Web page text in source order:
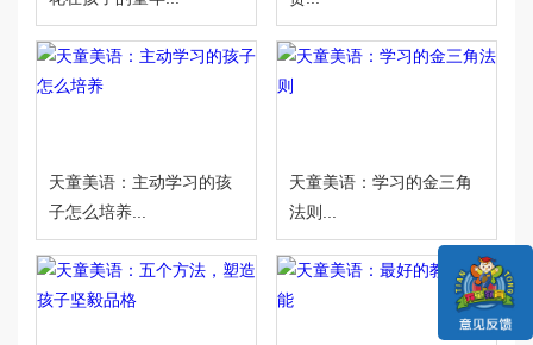
天童美语：主动学习的孩
子怎么培养...
天童美语：学习的金三角
法则...